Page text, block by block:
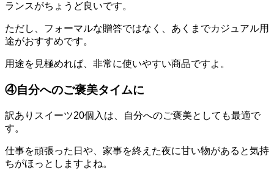
ランスがちょうど良いです。
ただし、フォーマルな贈答ではなく、あくまでカジュアル用
途がおすすめです。
用途を見極めれば、非常に使いやすい商品ですよ。
④自分へのご褒美タイムに
訳ありスイーツ20個入は、自分へのご褒美としても最適で
す。
仕事を頑張った日や、家事を終えた夜に甘い物があると気持
ちがほっとしますよね。